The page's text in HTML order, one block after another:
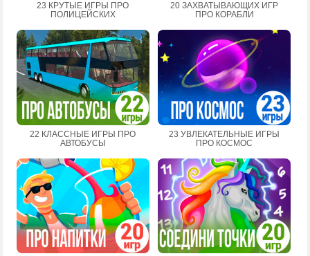
23 КРУТЫЕ ИГРЫ ПРО
ПОЛИЦЕЙСКИХ
20 ЗАХВАТЫВАЮЩИХ ИГР
ПРО КОРАБЛИ
22 КЛАССНЫЕ ИГРЫ ПРО
АВТОБУСЫ
23 УВЛЕКАТЕЛЬНЫЕ ИГРЫ
ПРО КОСМОС